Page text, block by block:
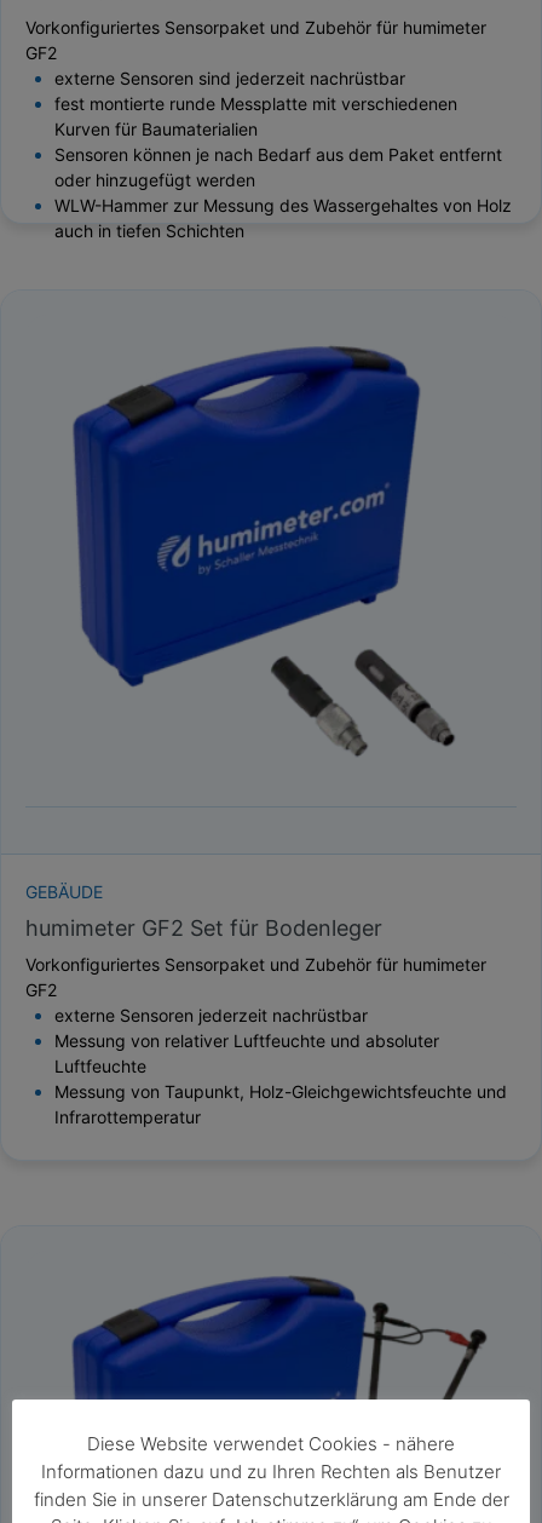
Vorkonfiguriertes Sensorpaket und Zubehör für humimeter
GF2
externe Sensoren sind jederzeit nachrüstbar
fest montierte runde Messplatte mit verschiedenen
Kurven für Baumaterialien
Sensoren können je nach Bedarf aus dem Paket entfernt
oder hinzugefügt werden
WLW-Hammer zur Messung des Wassergehaltes von Holz
auch in tiefen Schichten
GEBÄUDE
humimeter GF2 Set für Bodenleger
Vorkonfiguriertes Sensorpaket und Zubehör für humimeter
GF2
externe Sensoren jederzeit nachrüstbar
Messung von relativer Luftfeuchte und absoluter
Luftfeuchte
Messung von Taupunkt, Holz-Gleichgewichtsfeuchte und
Infrarottemperatur
Diese Website verwendet Cookies - nähere
Informationen dazu und zu Ihren Rechten als Benutzer
finden Sie in unserer Datenschutzerklärung am Ende der